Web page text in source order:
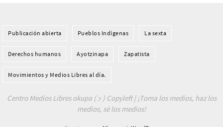
Publicación abierta Pueblos Indí­genas La sexta
Derechos humanos Ayotzinapa Zapatista
Movimientos y Medios Libres al día.
Centro Medios Libres okupa ( ɔ ) Copyleft | ¡Toma los medios, haz los
medios, sé los medios!